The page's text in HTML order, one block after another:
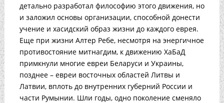
детально разработал философию этого движения, но
и заложил основы организации, способной донести
учение и хасидский образ жизни до каждого еврея.
Еще при жизни Алтер Ребе, несмотря на энергичное
противостояние митнагдим, к движению ХаБаД
примкнули многие евреи Беларуси и Украины,
позднее – евреи восточных областей Литвы и
Латвии, вплоть до внутренних губерний России и
части Румынии. Шли годы, одно поколение сменяло